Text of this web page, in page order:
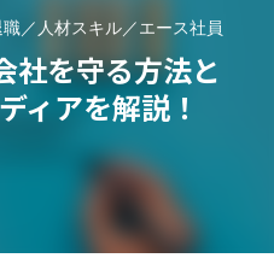
／人材スキル／エース社員
社を守る方法と
ィアを解説！